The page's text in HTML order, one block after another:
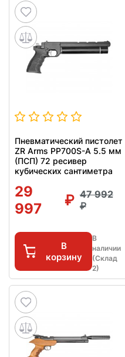
Пневматический пистолет
ZR Arms PP700S-A 5.5 мм
(ПСП) 72 ресивер
кубических сантиметра
29
997
47 992
В
корзину
В
наличии
(Склад
2)